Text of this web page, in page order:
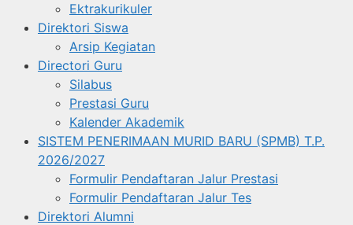
Ektrakurikuler
Direktori Siswa
Arsip Kegiatan
Directori Guru
Silabus
Prestasi Guru
Kalender Akademik
SISTEM PENERIMAAN MURID BARU (SPMB) T.P.
2026/2027
Formulir Pendaftaran Jalur Prestasi
Formulir Pendaftaran Jalur Tes
Direktori Alumni